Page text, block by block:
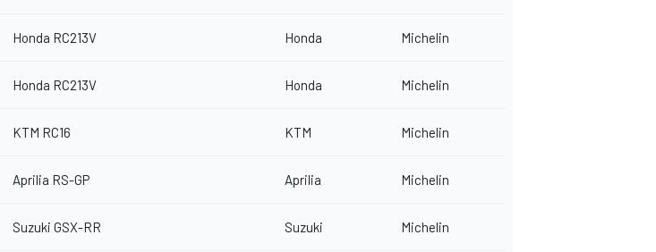
Honda RC213V Honda Michelin
Honda RC213V Honda Michelin
KTM RC16 KTM Michelin
Aprilia RS-GP Aprilia Michelin
Suzuki GSX-RR Suzuki Michelin